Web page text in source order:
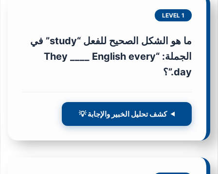
LEVEL 1
ما هو الشكل الصحيح للفعل “study” في
الجملة: “They ____ English every
day.”؟
كشف تحليل الخبير والإجابة 💡